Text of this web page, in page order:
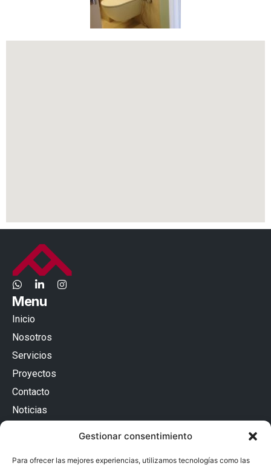
Gestionar consentimiento
Para ofrecer las mejores experiencias, utilizamos tecnologías como las
Menu
Inicio
Nosotros
Servicios
Proyectos
Contacto
Noticias
Passatge Batlló 12, Baixos Esquerra